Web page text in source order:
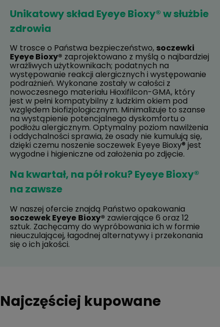
Unikatowy skład Eyeye Bioxy® w służbie
zdrowia
W trosce o Państwa bezpieczeństwo, soczewki
Eyeye Bioxy® zaprojektowano z myślą o najbardziej
wrażliwych użytkownikach; podatnych na
występowanie reakcji alergicznych i występowanie
podrażnień. Wykonane zostały w całości z
nowoczesnego materiału Hioxifilcon-GMA, który
jest w pełni kompatybilny z ludzkim okiem pod
względem biofizjologicznym. Minimalizuje to szanse
na wystąpienie potencjalnego dyskomfortu o
podłożu alergicznym. Optymalny poziom nawilżenia
i oddychalności sprawia, że osady nie kumulują się,
dzięki czemu noszenie soczewek Eyeye Bioxy® jest
wygodne i higieniczne od założenia po zdjęcie.
Na kwartał, na pół roku? Eyeye Bioxy®
na zawsze
W naszej ofercie znajdą Państwo opakowania
soczewek Eyeye Bioxy® zawierające 6 oraz 12
sztuk. Zachęcamy do wypróbowania ich w formie
nieuczulającej, łagodnej alternatywy i przekonania
się o ich jakości.
Najczęściej kupowane